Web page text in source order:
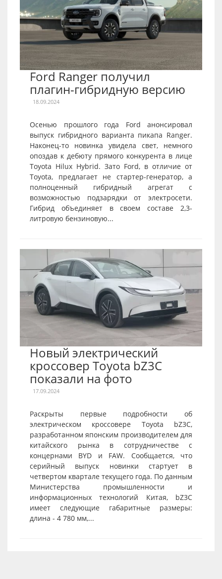
Ford Ranger получил
плагин-гибридную версию
18.09.2024
Осенью прошлого года Ford анонсировал
выпуск гибридного варианта пикапа Ranger.
Наконец-то новинка увидела свет, немного
опоздав к дебюту прямого конкурента в лице
Toyota Hilux Hybrid. Зато Ford, в отличие от
Toyota, предлагает не стартер-генератор, а
полноценный гибридный агрегат с
возможностью подзарядки от электросети.
Гибрид объединяет в своем составе 2,3-
литровую бензиновую...
Новый электрический
кроссовер Toyota bZ3C
показали на фото
17.09.2024
Раскрыты первые подробности об
электрическом кроссовере Toyota bZ3C,
разработанном японским производителем для
китайского рынка в сотрудничестве с
концернами BYD и FAW. Сообщается, что
серийный выпуск новинки стартует в
четвертом квартале текущего года. По данным
Министерства промышленности и
информационных технологий Китая, bZ3C
имеет следующие габаритные размеры:
длина - 4 780 мм,...